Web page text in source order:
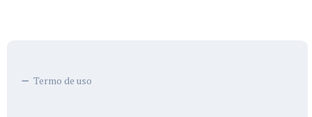
Termo de uso